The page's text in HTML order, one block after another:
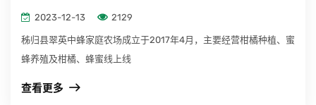
2023-12-13 2129
秭归县翠英中蜂家庭农场成立于2017年4月，主要经营柑橘种植、蜜
蜂养殖及柑橘、蜂蜜线上线
查看更多